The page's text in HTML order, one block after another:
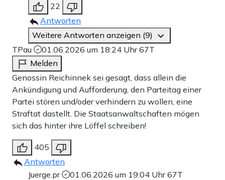
22
Antworten
Weitere Antworten anzeigen (9)
TPau
01.06.2026 um 18:24 Uhr67T
Melden
Genossin Reichinnek sei gesagt, dass allein die
Ankündigung und Aufforderung, den Parteitag einer
Partei stören und/oder verhindern zu wollen, eine
Straftat dastellt. Die Staatsanwaltschaften mögen
sich das hinter ihre Löffel schreiben!
405
Antworten
Juerge.pr
01.06.2026 um 19:04 Uhr67T